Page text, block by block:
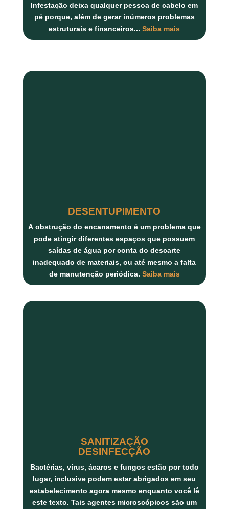
Infestação deixa qualquer pessoa de cabelo em
pé porque, além de gerar inúmeros problemas
estruturais e financeiros...Saiba mais
DESENTUPIMENTO
A obstrução do encanamento é um problema que
pode atingir diferentes espaços que possuem
saídas de água por conta do descarte
inadequado de materiais, ou até mesmo a falta
de manutenção periódica. Saiba mais
SANITIZAÇÃO
DESINFECÇÃO
Bactérias, vírus, ácaros e fungosestão por todo
lugar, inclusive podem estar abrigados em seu
estabelecimento agora mesmo enquanto você lê
este texto. Tais agentes microscópicos são um